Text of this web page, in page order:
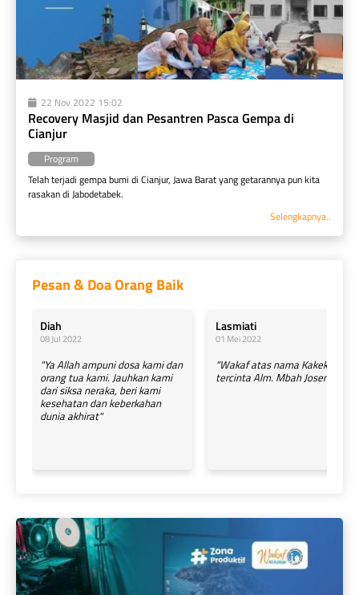
22 Nov 2022 15:02
Recovery Masjid dan Pesantren Pasca Gempa di
Cianjur
Program
Telah terjadi gempa bumi di Cianjur, Jawa Barat yang getarannya pun kita
rasakan di Jabodetabek.
Selengkapnya..
Pesan & Doa Orang Baik
Diah
08 Jul 2022
"Ya Allah ampuni dosa kami dan
orang tua kami. Jauhkan kami
dari siksa neraka, beri kami
kesehatan dan keberkahan
dunia akhirat"
Lasmiati
01 Mei 2022
"Wakaf atas nama Kakek
tercinta Alm. Mbah Josemito. "